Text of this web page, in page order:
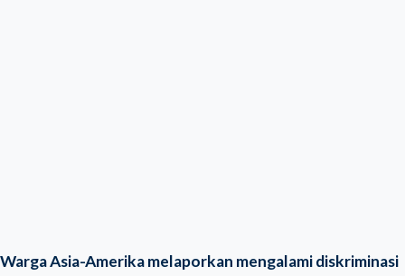
Warga Asia-Amerika melaporkan mengalami diskriminasi